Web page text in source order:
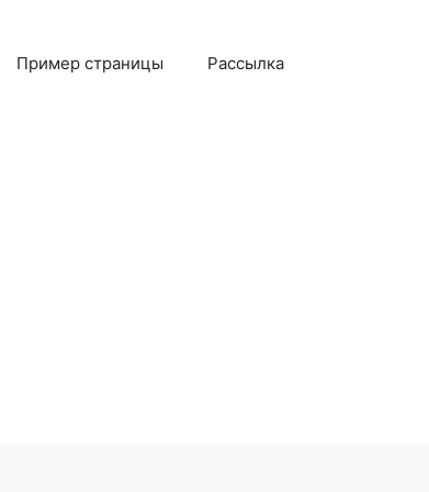
Пример страницы Рассылка